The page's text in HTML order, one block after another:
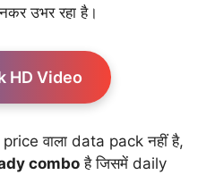
उभर रहा है।
HD Video
वाला data pack नहीं है,
combo है जिसमें daily